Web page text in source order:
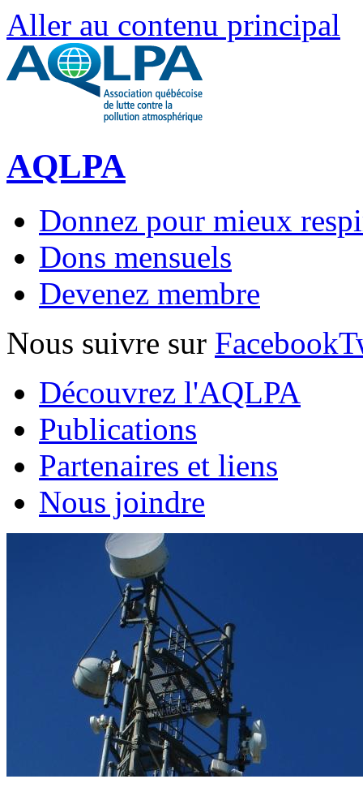
Aller au contenu principal
AQLPA
Donnez pour mieux
Dons mensuels
Devenez membre
Nous suivre sur Facebook
Découvrez l'AQLPA
Publications
Partenaires et liens
Nous joindre